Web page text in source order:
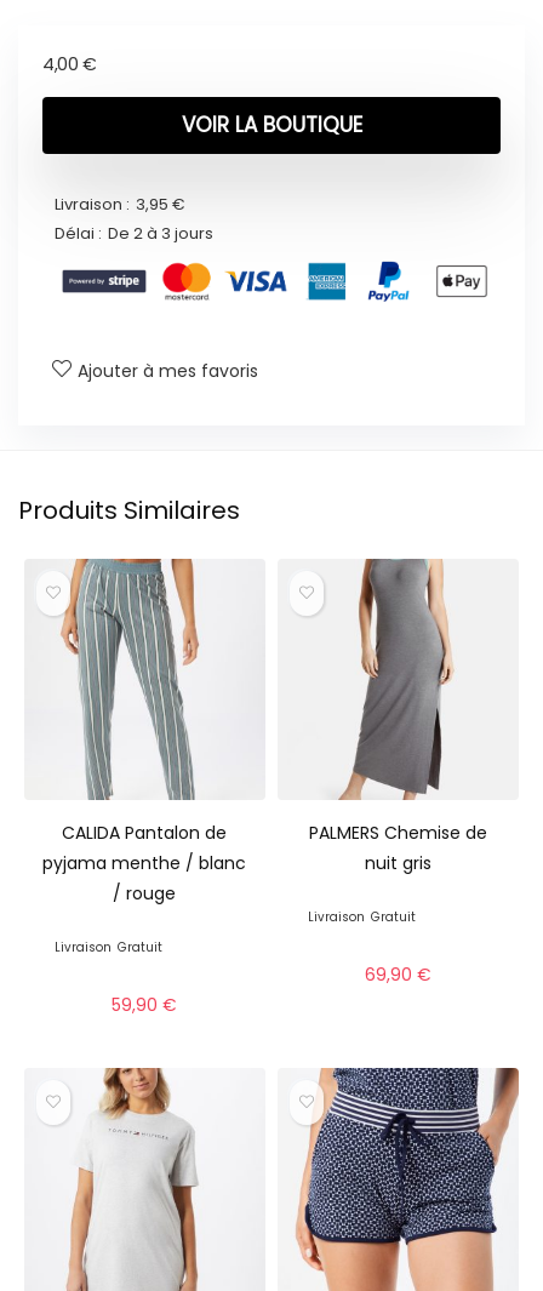
4,00 €
VOIR LA BOUTIQUE
Livraison : 3,95 €
Délai : De 2 à 3 jours
Ajouter à mes favoris
Produits Similaires
CALIDA Pantalon de
pyjama menthe / blanc
/ rouge
Livraison Gratuit
59,90€
PALMERS Chemise de
nuit gris
Livraison Gratuit
69,90 €